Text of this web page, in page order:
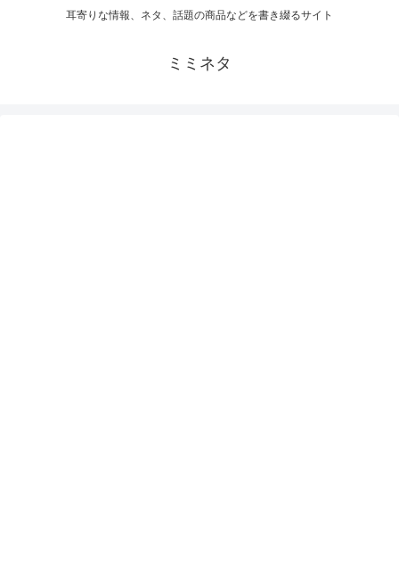
耳寄りな情報、ネタ、話題の商品などを書き綴るサイト
ミミネタ